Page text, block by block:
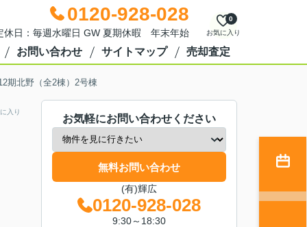
0120-928-028
日：毎週水曜日 GW 夏期休暇 年末年始 お気に入り
0
お問い合わせ サイトマップ 売却査定
期北野（全2棟）2号棟
入り
お気軽にお問い合わせください
無料お問い合わせ
(有)輝広
0120-928-028
9:30～18:30